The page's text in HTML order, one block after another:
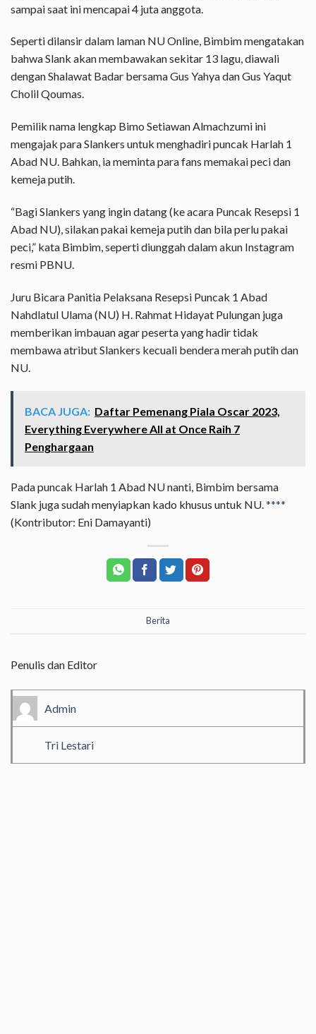
sampai saat ini mencapai 4 juta anggota.
Seperti dilansir dalam laman NU Online, Bimbim mengatakan
bahwa Slank akan membawakan sekitar 13 lagu, diawali
dengan Shalawat Badar bersama Gus Yahya dan Gus Yaqut
Cholil Qoumas.
Pemilik nama lengkap Bimo Setiawan Almachzumi ini
mengajak para Slankers untuk menghadiri puncak Harlah 1
Abad NU. Bahkan, ia meminta para fans memakai peci dan
kemeja putih.
“Bagi Slankers yang ingin datang (ke acara Puncak Resepsi 1
Abad NU), silakan pakai kemeja putih dan bila perlu pakai
peci,” kata Bimbim, seperti diunggah dalam akun Instagram
resmi PBNU.
Juru Bicara Panitia Pelaksana Resepsi Puncak 1 Abad
Nahdlatul Ulama (NU) H. Rahmat Hidayat Pulungan juga
memberikan imbauan agar peserta yang hadir tidak
membawa atribut Slankers kecuali bendera merah putih dan
NU.
BACA JUGA: Daftar Pemenang Piala Oscar 2023,
Everything Everywhere All at Once Raih 7
Penghargaan
Pada puncak Harlah 1 Abad NU nanti, Bimbim bersama
Slank juga sudah menyiapkan kado khusus untuk NU. ****
(Kontributor: Eni Damayanti)
Berita
Penulis dan Editor
Admin
Tri Lestari